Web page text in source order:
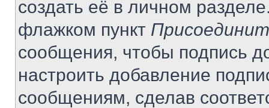
создать её в личном
флажком пункт
сообщения, чтобы подпись
настроить добавление
сообщениям, сделав